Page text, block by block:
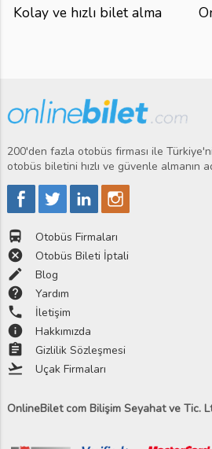
Kolay ve hızlı bilet alma
200'den fazla otobüs firması ile
otobüs biletini hızlı ve güvenle almanın
directions_bus Otobüs Firmaları
cancel Otobüs Bileti İptali
edit Blog
help Yardım
phone İletişim
info Hakkımızda
assignment Gizlilik Sözleşmesi
flight_takeoff Uçak Firmaları
OnlineBilet com Bilişim Seyahat ve Tic.